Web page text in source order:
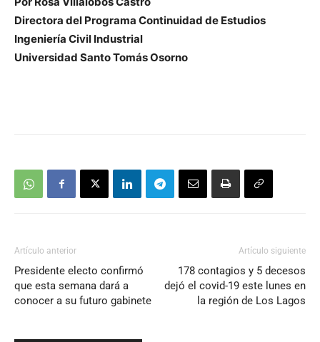
Directora del Programa Continuidad de Estudios
Ingeniería Civil Industrial
Universidad Santo Tomás Osorno
Artículo anterior
Presidente electo confirmó
que esta semana dará a
conocer a su futuro gabinete
Artículo siguiente
178 contagios y 5 decesos
dejó el covid-19 este lunes en
la región de Los Lagos